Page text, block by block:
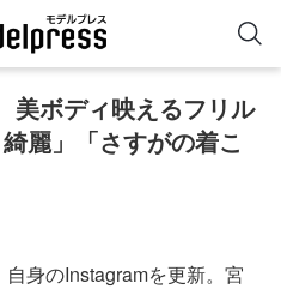
美ボディ映えるフリル
麗」「さすがの着こ
身のInstagramを更新。宮